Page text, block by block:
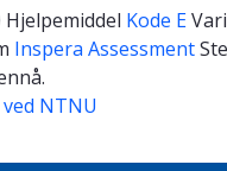
Hjelpemiddel Kode E
Inspera Assessment
NTNU